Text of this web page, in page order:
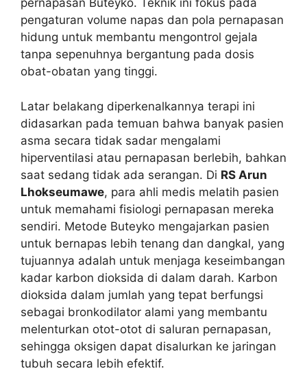
pernapasan Buteyko. Teknik ini fokus pada
pengaturan volume napas dan pola pernapasan
hidung untuk membantu mengontrol gejala
tanpa sepenuhnya bergantung pada dosis
obat-obatan yang tinggi.
Latar belakang diperkenalkannya terapi ini
didasarkan pada temuan bahwa banyak pasien
asma secara tidak sadar mengalami
hiperventilasi atau pernapasan berlebih, bahkan
saat sedang tidak ada serangan. Di RS Arun
Lhokseumawe, para ahli medis melatih pasien
untuk memahami fisiologi pernapasan mereka
sendiri. Metode Buteyko mengajarkan pasien
untuk bernapas lebih tenang dan dangkal, yang
tujuannya adalah untuk menjaga keseimbangan
kadar karbon dioksida di dalam darah. Karbon
dioksida dalam jumlah yang tepat berfungsi
sebagai bronkodilator alami yang membantu
melenturkan otot-otot di saluran pernapasan,
sehingga oksigen dapat disalurkan ke jaringan
tubuh secara lebih efektif.